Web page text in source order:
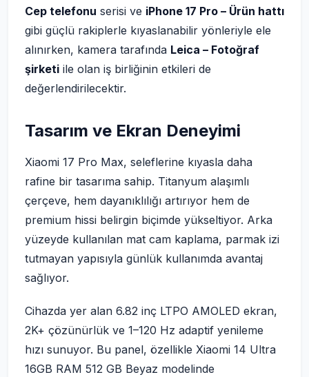
Cep telefonu serisi ve iPhone 17 Pro – Ürün hattı
gibi güçlü rakiplerle kıyaslanabilir yönleriyle ele
alınırken, kamera tarafında Leica – Fotoğraf
şirketi ile olan iş birliğinin etkileri de
değerlendirilecektir.
Tasarım ve Ekran Deneyimi
Xiaomi 17 Pro Max, seleflerine kıyasla daha
rafine bir tasarıma sahip. Titanyum alaşımlı
çerçeve, hem dayanıklılığı artırıyor hem de
premium hissi belirgin biçimde yükseltiyor. Arka
yüzeyde kullanılan mat cam kaplama, parmak izi
tutmayan yapısıyla günlük kullanımda avantaj
sağlıyor.
Cihazda yer alan 6.82 inç LTPO AMOLED ekran,
2K+ çözünürlük ve 1–120 Hz adaptif yenileme
hızı sunuyor. Bu panel, özellikle Xiaomi 14 Ultra
16GB RAM 512 GB Beyaz modelinde